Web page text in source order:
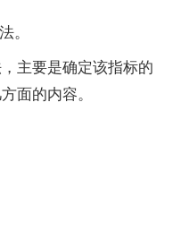
主要是确定该指标的
面的内容。